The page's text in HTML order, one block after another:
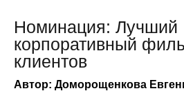
Номинация: Лучший
корпоративный
клиентов
Автор: Доморощенкова